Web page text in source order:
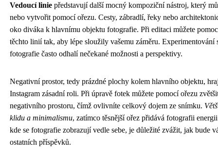
Vedoucí linie představují další mocný kompoziční nástroj, který
nebo vytvořit pomocí ořezu. Cesty, zábradlí, řeky nebo
oko diváka k hlavnímu objektu fotografie. Při editaci můžete
těchto linií tak, aby lépe sloužily vašemu záměru. Experimentování
fotografie často odhalí nečekané možnosti a perspektivy.
Negativní prostor, tedy prázdné plochy kolem hlavního objektu,
Instagram zásadní roli. Při úpravě fotek můžete pomocí ořezu
negativního prostoru, čímž ovlivníte celkový dojem ze snímku.
klidu a minimalismu, zatímco těsnější ořez přidává fotografii
kde se fotografie zobrazují vedle sebe, je důležité zvážit, jak bude
ostatních příspěvků.